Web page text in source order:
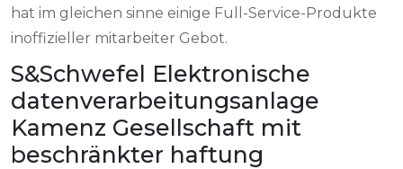
hat im gleichen sinne einige Full-Service-Produkte
inoffizieller mitarbeiter Gebot.
S&Schwefel Elektronische
datenverarbeitungsanlage
Kamenz Gesellschaft mit
beschränkter haftung